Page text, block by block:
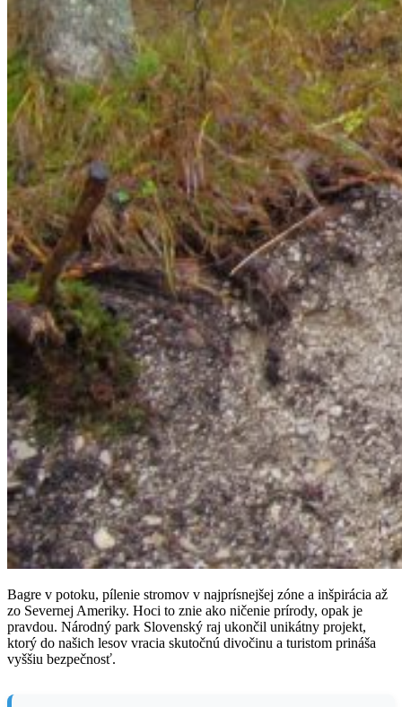
Bagre v potoku, pílenie stromov v najprísnejšej zóne a inšpirácia až
zo Severnej Ameriky. Hoci to znie ako ničenie prírody, opak je
pravdou. Národný park Slovenský raj ukončil unikátny projekt,
ktorý do našich lesov vracia skutočnú divočinu a turistom prináša
vyššiu bezpečnosť.